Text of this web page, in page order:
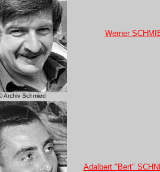
Archiv Schmied
Werner
Adalbert "Bert"